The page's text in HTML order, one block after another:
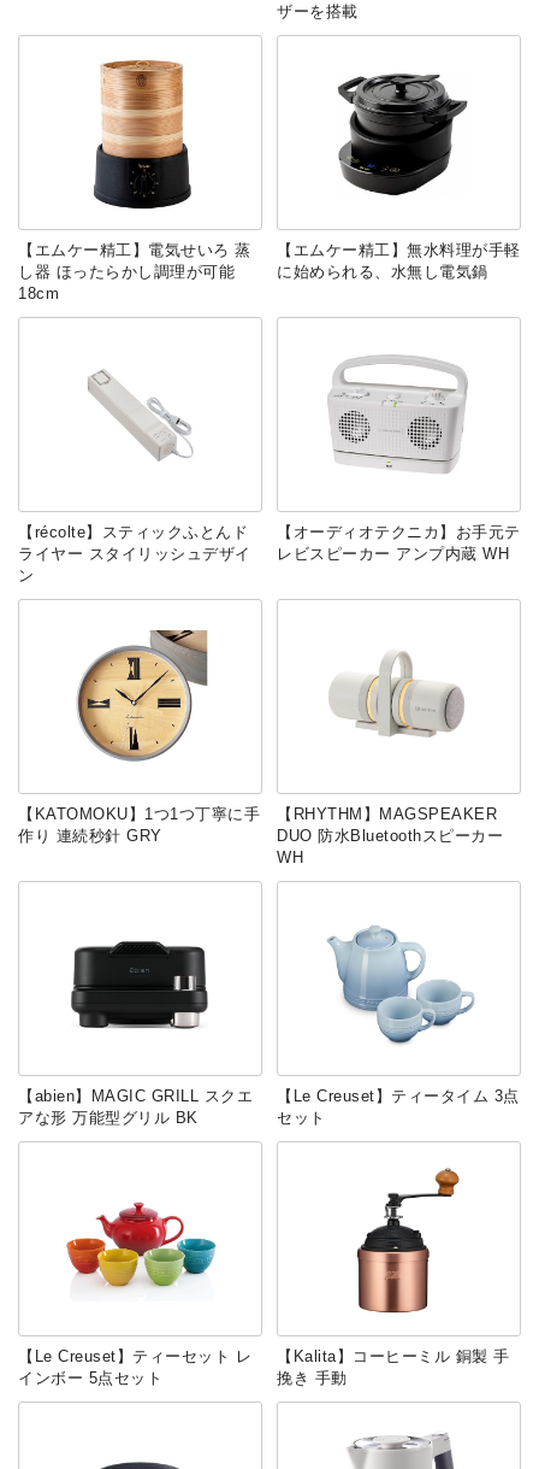
ザーを搭載
【エムケー精工】電気せいろ 蒸
し器 ほったらかし調理が可能
18cm
【エムケー精工】無水料理が手軽
に始められる、水無し電気鍋
【récolte】スティックふとんド
ライヤー スタイリッシュデザイ
ン
【オーディオテクニカ】お手元テ
レビスピーカー アンプ内蔵 WH
【KATOMOKU】1つ1つ丁寧に手
作り 連続秒針 GRY
【RHYTHM】MAGSPEAKER
DUO 防水Bluetoothスピーカー
WH
【abien】MAGIC GRILL スクエ
アな形 万能型グリル BK
【Le Creuset】ティータイム 3点
セット
【Le Creuset】ティーセット レ
インボー 5点セット
【Kalita】コーヒーミル 銅製 手
挽き 手動